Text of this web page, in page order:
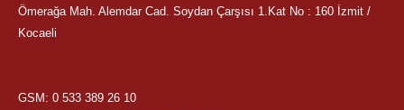
Ömerağa Mah. Alemdar Cad. Soydan Çarşısı 1.Kat No : 160 İzmit /
Kocaeli
GSM: 0 533 389 26 10